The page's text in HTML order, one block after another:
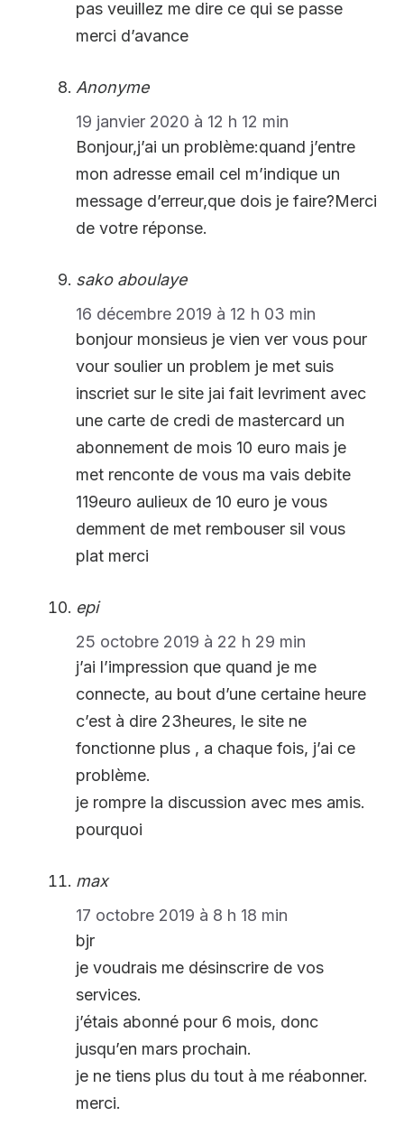
pas veuillez me dire ce qui se passe
merci d’avance
Anonyme
19 janvier 2020 à 12 h 12 min
Bonjour,j’ai un problème:quand j’entre
mon adresse email cel m’indique un
message d’erreur,que dois je faire?Merci
de votre réponse.
sako aboulaye
16 décembre 2019 à 12 h 03 min
bonjour monsieus je vien ver vous pour
vour soulier un problem je met suis
inscriet sur le site jai fait levriment avec
une carte de credi de mastercard un
abonnement de mois 10 euro mais je
met renconte de vous ma vais debite
119euro aulieux de 10 euro je vous
demment de met rembouser sil vous
plat merci
epi
25 octobre 2019 à 22 h 29 min
j’ai l’impression que quand je me
connecte, au bout d’une certaine heure
c’est à dire 23heures, le site ne
fonctionne plus , a chaque fois, j’ai ce
problème.
je rompre la discussion avec mes amis.
pourquoi
max
17 octobre 2019 à 8 h 18 min
bjr
je voudrais me désinscrire de vos
services.
j’étais abonné pour 6 mois, donc
jusqu’en mars prochain.
je ne tiens plus du tout à me réabonner.
merci.